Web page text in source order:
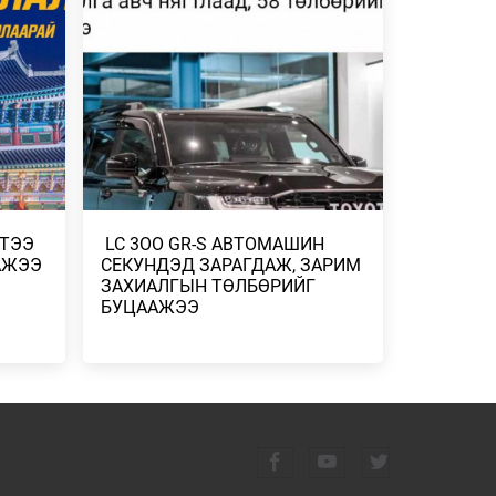
ҮР
НЭМЭЛТ БҮТЭЭГ…
​ LC 3OO GR-S АВТОМАШИН
СЕКУНДЭД ЗАРАГДАЖ, ЗАРИМ
ЗАХИАЛГЫН ТӨЛБӨРИЙГ
БУЦААЖЭЭ